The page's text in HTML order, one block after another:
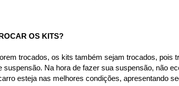
OS KITS?
trocados, os kits também sejam trocados, pois
Na hora de fazer sua suspensão, não
esteja nas melhores condições, apresentando